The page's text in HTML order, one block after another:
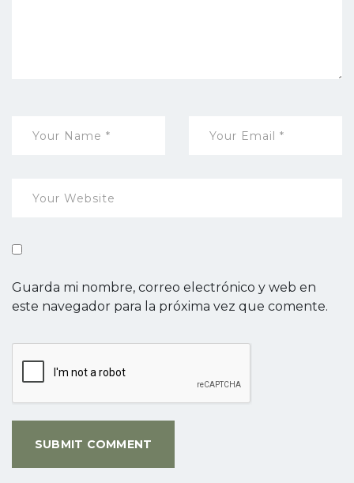
Guarda mi nombre, correo electrónico y web en
este navegador para la próxima vez que comente.